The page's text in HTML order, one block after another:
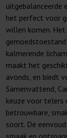
uitgebalanceerde
het perfect voor
willen komen.
kalmerende
maakt het
avonds, en biedt
Samenvattend,
keuze voor telers
betrouwbare,
soort. De